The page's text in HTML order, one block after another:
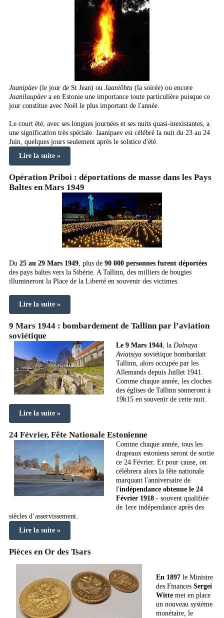
Jaanipäev (le jour de St Jean) ou Jaaniõhtu (la soirée) ou encore
Jaanilaupäev a en Estonie une importance toute particulière puisque ce
jour constitue avec Noël le plus important de l'année.
Le court été, avec ses longues journées et ses nuits quasi-inexistantes, a
une signification très spéciale. Jaanipaev est célébré la nuit du 23 au 24
Juin, quelques jours seulement après le solstice d'été.
Lire la suite »
Opération Priboi : déportations de masse dans les Pays
Baltes en Mars 1949
Du 25 au 29 Mars 1949, plus de 90 000 personnes furent déportées
des pays baltes vers la Sibérie. A Tallinn, des milliers de bougies
illumineront la Place de la Liberté en souvenir des victimes.
Lire la suite »
9 Mars 1944 : bombardement de Tallinn par l’aviation
soviétique
Le 9 Mars 1944, la Dalnaya
Aviatsiya soviétique bombardait
Tallinn, alors occupée par les
Allemands depuis Juillet 1941.
Comme chaque année, les cloches
des églises de Tallinn sonneront à
19h15 en souvenir de cette nuit.
Lire la suite »
24 Février, Fête Nationale Estonienne
Comme chaque année, tous les
drapeaux estoniens seront de sortie
ce 24 Février. Et pour cause, on
célébrera alors la fête nationale
marquant l'anniversaire de
l'indépendance obtenue le 24
Février 1918 - souvent qualifiée
de 1ere indépendance après des
siècles d’asservissement.
Lire la suite »
Pièces en Or des Tsars
En 1897 le Ministre
des Finances Sergei
Witte met en place
un nouveau système
monétaire, le